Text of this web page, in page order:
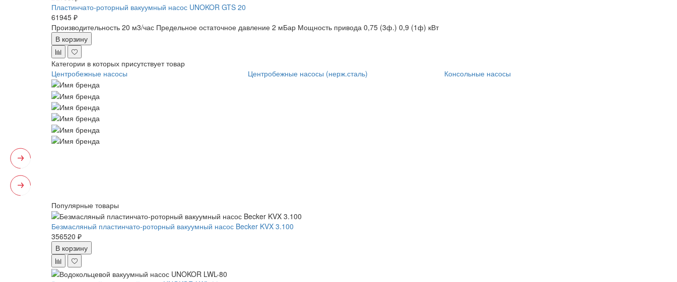
Пластинчато-роторный вакуумный насос UNOKOR GTS 20
61945 ₽
Производительность 20 м3/час Предельное остаточное давление 2 мБар Мощность привода 0,75 (3ф.) 0,9 (1ф) кВт
В корзину
Категории в которых присутствует товар
Центробежные насосы
Центробежные насосы (нерж.сталь) Консольные насосы
Популярные товары
Безмасляный пластинчато-роторный вакуумный насос Becker KVX 3.100
356520 ₽
В корзину